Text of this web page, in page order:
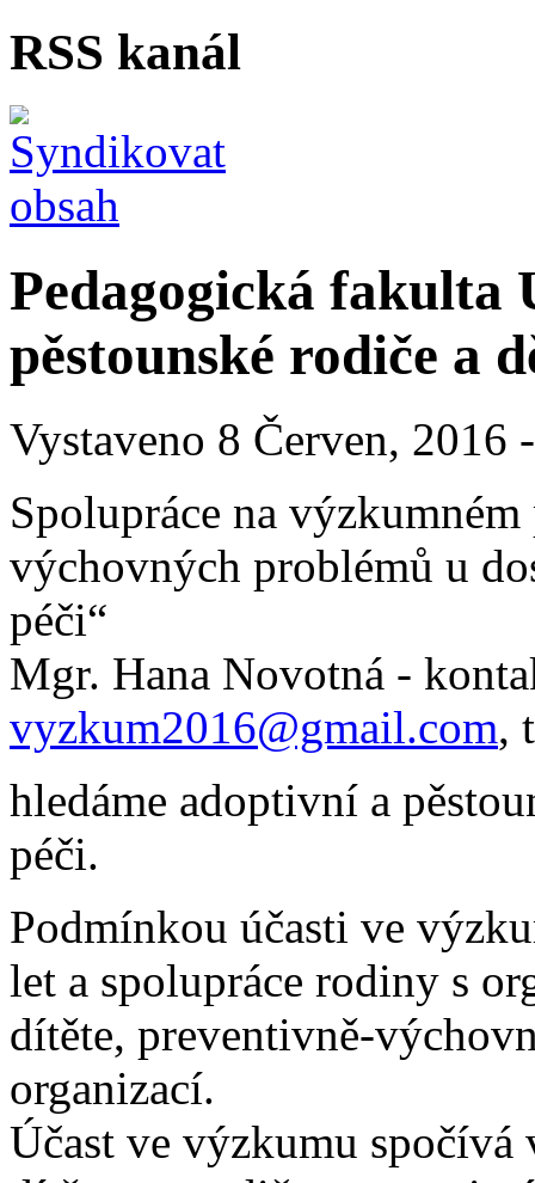
RSS kanál
Pedagogická fakulta
pěstounské rodiče a
Vystaveno 8 Červen, 2016
Spolupráce na
výchovných problémů u
péči“
Mgr. Hana Novotná -
vyzkum2016@gmail.com,
hledáme adoptivní a
péči.
Podmínkou účasti ve
let a spolupráce rodiny s
dítěte, preventivně-
organizací.
Účast ve výzkumu